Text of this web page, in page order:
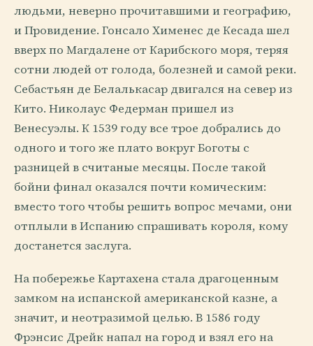
людьми, неверно прочитавшими и географию,
и Провидение. Гонсало Хименес де Кесада шел
вверх по Магдалене от Карибского моря, теряя
сотни людей от голода, болезней и самой реки.
Себастьян де Белалькасар двигался на север из
Кито. Николаус Федерман пришел из
Венесуэлы. К 1539 году все трое добрались до
одного и того же плато вокруг Боготы с
разницей в считаные месяцы. После такой
бойни финал оказался почти комическим:
вместо того чтобы решить вопрос мечами, они
отплыли в Испанию спрашивать короля, кому
достанется заслуга.
На побережье Картахена стала драгоценным
замком на испанской американской казне, а
значит, и неотразимой целью. В 1586 году
Фрэнсис Дрейк напал на город и взял его на